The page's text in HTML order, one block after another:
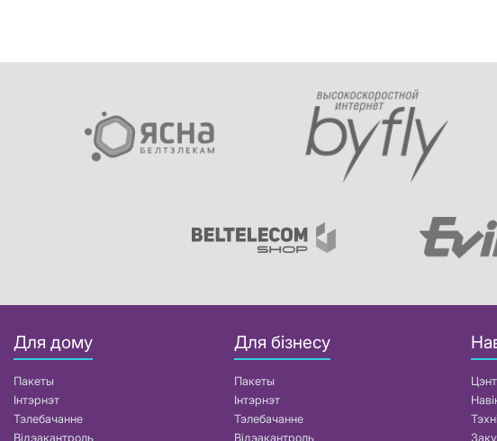
Для дому
Пакеты
Інтэрнэт
Тэлебачанне
Відэакантроль
Для бізнесу
Пакеты
Інтэрнэт
Тэлебачанне
Відэакантроль